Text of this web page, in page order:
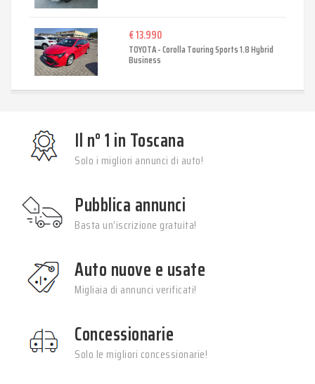
€ 13.990
TOYOTA - Corolla Touring Sports 1.8 Hybrid
Business
Il n° 1 in Toscana
Solo i migliori annunci di auto!
Pubblica annunci
Basta un’iscrizione gratuita!
Auto nuove e usate
Migliaia di annunci verificati!
Concessionarie
Solo le migliori concessionarie!